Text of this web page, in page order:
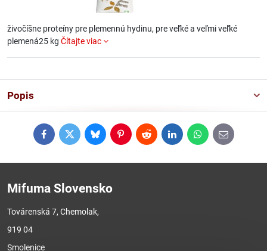
živočíšne proteíny pre plemennú hydinu, pre veľké a veľmi veľké
plemená25 kg Čítajte viac
Popis
FacebookTwitterBlueskyPinterestRedditLinkedInWhatsApp
E-
mail
Mifuma Slovensko
Továrenská 7, Chemolak,
919 04
Smolenice